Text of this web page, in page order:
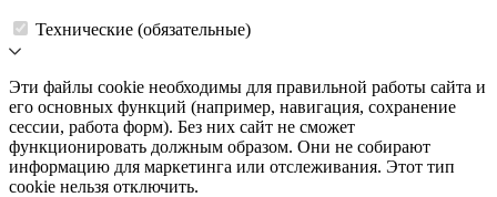
Технические (обязательные)
Эти файлы cookie необходимы для правильной работы сайта и
его основных функций (например, навигация, сохранение
сессии, работа форм). Без них сайт не сможет
функционировать должным образом. Они не собирают
информацию для маркетинга или отслеживания. Этот тип
cookie нельзя отключить.